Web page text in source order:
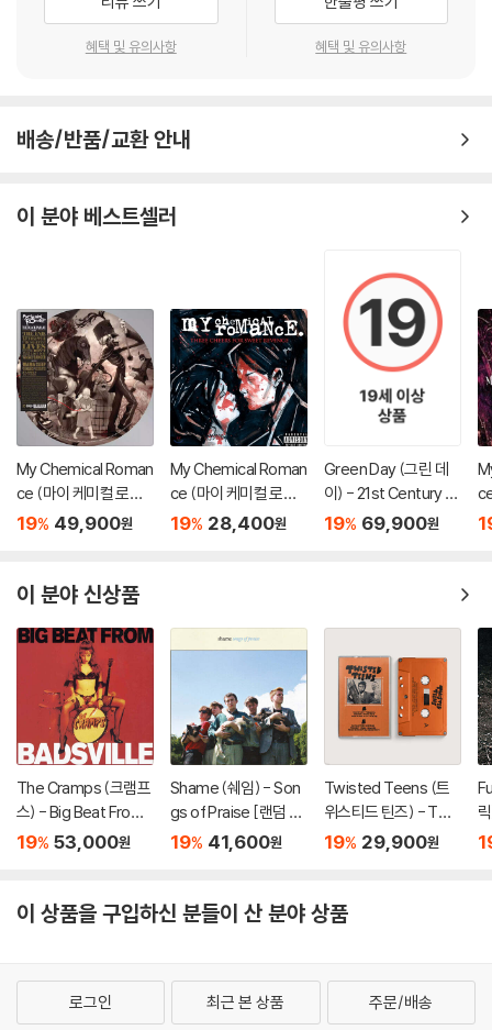
혜택 및 유의사항 혜택 및 유의사항
배송/반품/교환 안내
이 분야 베스트셀러
My Chemical Roman
ce (마이 케미컬 로맨
스) - The Black Para
19% 49,900원
My Chemical Roman
ce (마이 케미컬 로맨
스) - 2집 Three Che
19% 28,400원
Green Day (그린 데
이) - 21st Century Br
eakdown [2LP]
19% 69,900원
이 분야 신상품
The Cramps (크램프
스) - Big Beat From
Badsville [화이트 컬
19% 53,000원
Shame (쉐임) - Son
gs of Praise [랜덤 컬
러 LP]
19% 41,600원
Twisted Teens (트
위스티드 틴즈) - Twis
ted Teens [카세트테
19% 29,900원
이 상품을 구입하신 분들이 산 분야 상품
로그인 최근 본 상품 주문/배송